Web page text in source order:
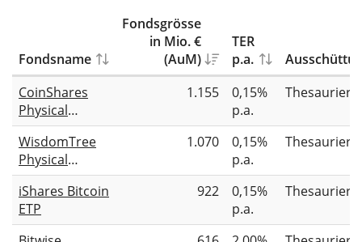
Fondsname
Fondsgrösse
in Mio. €
(AuM)
TER
p.a.
CoinShares
Physical
Bitcoin
1.155
0,15%
p.a.
WisdomTree
Physical
Bitcoin
1.070
0,15%
p.a.
iShares Bitcoin
ETP
922
0,15%
p.a.